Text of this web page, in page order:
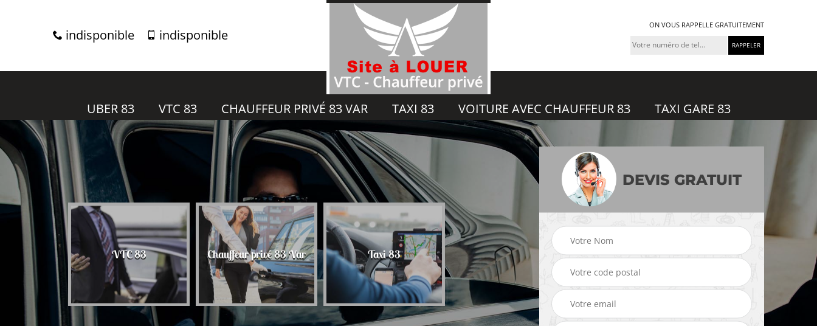
indisponible indisponible
ON VOUS RAPPELLE GRATUITEMENT
UBER 83 VTC 83 CHAUFFEUR PRIVÉ 83 VAR TAXI 83 VOITURE AVEC CHAUFFEUR 83 TAXI GARE 83
VTC 83 Chauffeur privé 83 Var Taxi 83 Voiture avec chauffeur
83 Taxi gare 83
DEVIS GRATUIT